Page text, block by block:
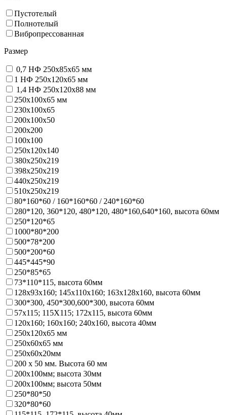
Пустотелый
Полнотелый
Вибропрессованная
Размер
0,7 НФ 250х85х65 мм
1 НФ 250х120х65 мм
1,4 НФ 250х120х88 мм
250х100х65 мм
230х100х65
200x100x50
200х200
100х100
250х120х140
380х250х219
398х250х219
440х250х219
510х250х219
80*160*60 / 160*160*60 / 240*160*60
280*120, 360*120, 480*120, 480*160,640*160, высота 60мм
250*120*65
1000*80*200
500*78*200
500*200*60
445*445*90
250*85*65
73*110*115, высота 60мм
128х93x160; 145х110x160; 163х128x160, высота 60мм
300*300, 450*300,600*300, высота 60мм
57х115; 115Х115; 172х115, высота 60мм
120х160; 160х160; 240х160, высота 40мм
250х120х65 мм
250х60х65 мм
250х60х20мм
200 х 50 мм. Высота 60 мм
200х100мм; высота 30мм
200х100мм; высота 50мм
250*80*50
320*80*60